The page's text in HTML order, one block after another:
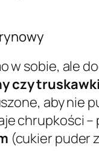
sobie, ale
czy truskawki
aby nie
chrupkości –
(cukier puder